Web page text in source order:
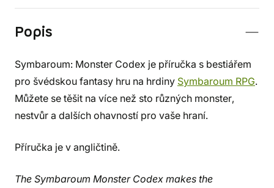
Popis
Symbaroum: Monster Codex je příručka s bestiářem
pro švédskou fantasy hru na hrdiny Symbaroum RPG.
Můžete se těšit na více než sto různých monster,
nestvůr a dalších ohavností pro vaše hraní.
Příručka je v angličtině.
The Symbaroum Monster Codex makes the